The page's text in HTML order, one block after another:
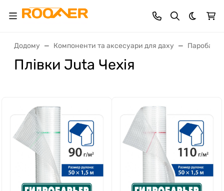
Dark
Додому Компоненти та аксесуари для даху
Плівки Juta Чехія